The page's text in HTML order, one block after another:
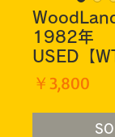
1982年
USED【
￥3,800